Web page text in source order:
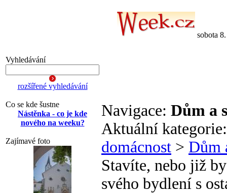
sobota
Vyhledávání
rozšířené vyhledávání
Co se kde šustne
Nástěnka - co je kde
nového na weeku?
Zajímavé foto
Navigace: Dům a
Aktuální
domácnost > Dům
Stavíte, nebo již
svého bydlení s